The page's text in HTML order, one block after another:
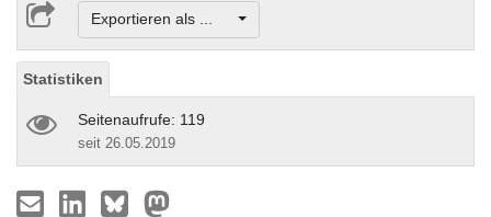
Exportieren als ...
Statistiken
Seitenaufrufe: 119
seit 26.05.2019